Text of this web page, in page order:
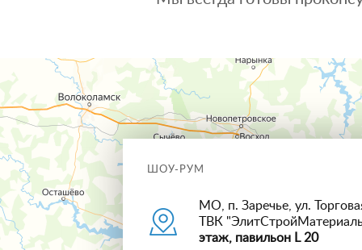
ШОУ-РУМ
МО, п. Заречье, ул.
ТВК
этаж, павильон L 20